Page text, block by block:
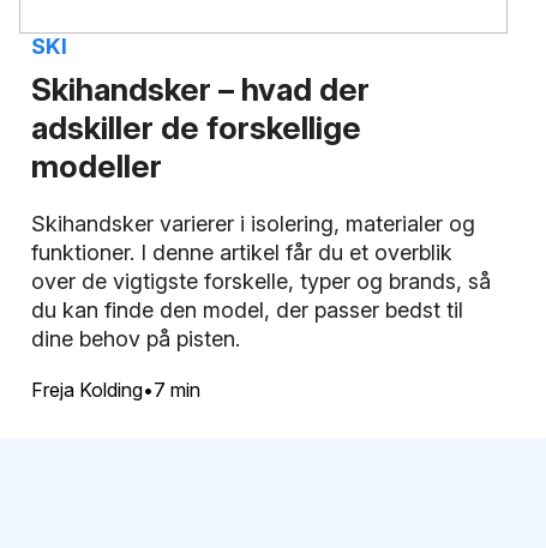
Skihandsker – hvad der
adskiller de forskellige
modeller
SKI
7 min
Skihandsker varierer i isolering, materialer og
funktioner. I denne artikel får du et overblik
over de vigtigste forskelle, typer og brands, så
du kan finde den model, der passer bedst til
dine behov på pisten.
Freja Kolding